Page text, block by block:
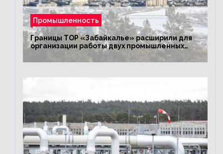
Промышленность
Границы ТОР «Забайкалье» расширили для
организации работы двух промышленных
предприятий